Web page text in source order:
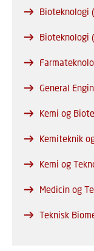
Bioteknologi
Bioteknologi
General
Kemi og
Kemiteknik
Kemi og
Medicin og
Teknisk